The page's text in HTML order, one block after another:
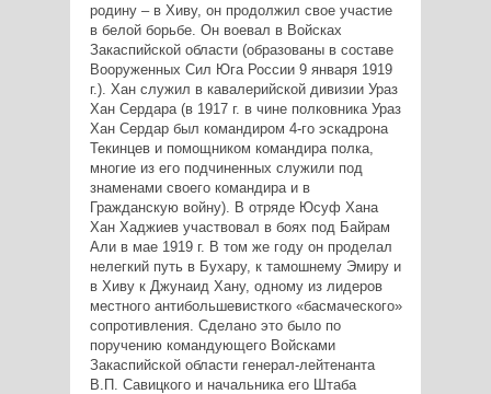
родину – в Хиву, он продолжил свое участие
в белой борьбе. Он воевал в Войсках
Закаспийской области (образованы в составе
Вооруженных Сил Юга России 9 января 1919
г.). Хан служил в кавалерийской дивизии Ураз
Хан Сердара (в 1917 г. в чине полковника Ураз
Хан Сердар был командиром 4-го эскадрона
Текинцев и помощником командира полка,
многие из его подчиненных служили под
знаменами своего командира и в
Гражданскую войну). В отряде Юсуф Хана
Хан Хаджиев участвовал в боях под Байрам
Али в мае 1919 г. В том же году он проделал
нелегкий путь в Бухару, к тамошнему Эмиру и
в Хиву к Джунаид Хану, одному из лидеров
местного антибольшевисткого «басмаческого»
сопротивления. Сделано это было по
поручению командующего Войсками
Закаспийской области генерал-лейтенанта
В.П. Савицкого и начальника его Штаба